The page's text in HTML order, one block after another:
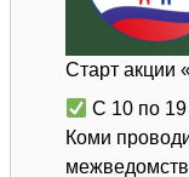
Старт акции
С 10 по 19
Коми